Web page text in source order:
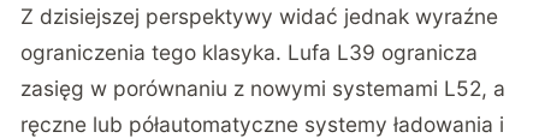
Z dzisiejszej perspektywy widać jednak wyraźne
ograniczenia tego klasyka. Lufa L39 ogranicza
zasięg w porównaniu z nowymi systemami L52, a
ręczne lub półautomatyczne systemy ładowania i